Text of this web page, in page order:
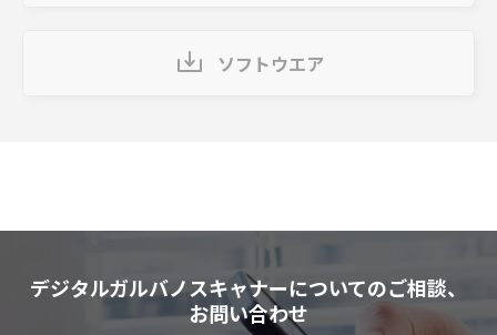
ソフトウエア
デジタルガルバノスキャナーについてのご相談、
お問い合わせ